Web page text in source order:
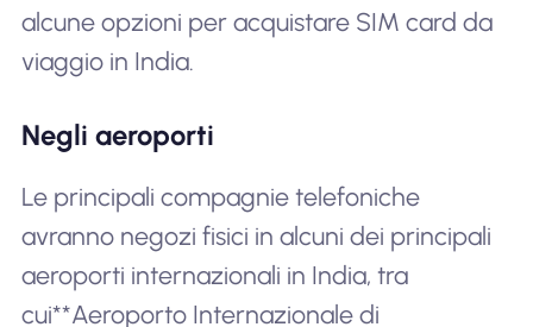
alcune opzioni per acquistare SIM card da
viaggio in India.
Negli aeroporti
Le principali compagnie telefoniche
avranno negozi fisici in alcuni dei principali
aeroporti internazionali in India, tra
cui**Aeroporto Internazionale di